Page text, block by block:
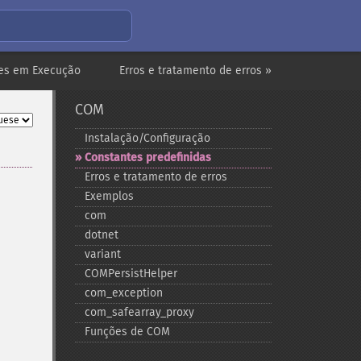
Erros e tratamento de erros »
em Execução
COM
Instalação/Configuração
Constantes predefinidas
Erros e tratamento de erros
Exemplos
com
dotnet
variant
COMPersistHelper
com_​exception
com_​safearray_​proxy
Funções de COM